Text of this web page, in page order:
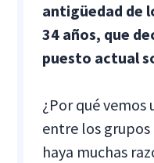
antigüedad de
34 años, que
puesto actual
¿Por qué
entre los
haya muchas